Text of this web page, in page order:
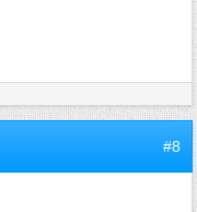
#8